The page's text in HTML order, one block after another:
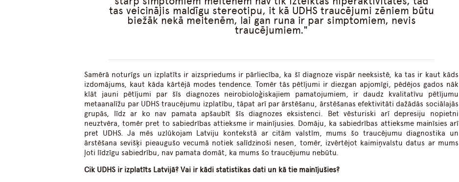
tas veicinājis maldīgu stereotipu, it kā UDHS traucējumi zēniem būtu
biežāk nekā meitenēm, lai gan runa ir par simptomiem, nevis
traucējumiem.
Samērā noturīgs un izplatīts ir aizspriedums ir pārliecība, ka šī diagnoze vispār neeksistē, ka tas ir kaut kāds
izdomājums, kaut kāda kārtējā modes tendence. Tomēr tās pētījumi ir diezgan apjomīgi, pēdējos gados nāk
klāt jauni pētījumi par šīs diagnozes neirobioloģiskajiem pamatojumiem, ir daudz kvalitatīvu pētījumu
metaanalīžu par UDHS traucējumu izplatību, tāpat arī par ārstēšanu, ārstēšanas efektivitāti dažādās sociālajās
grupās, līdz ar ko nav pamata apšaubīt šīs diagnozes eksistenci. Bet vēsturiski arī depresiju nopietni
neuztvēra, tomēr pret to sabiedrības attieksme ir mainījusies. Domāju, ka sabiedrības attieksme mainīsies arī
pret UDHS. Ja mēs uzlūkojam Latviju kontekstā ar citām valstīm, mums šo traucējumu diagnostika un
ārstēšana sevišķi pieaugušo vecumā notiek salīdzinoši nesen, tomēr, izvērtējot kaimiņvalstu datus ar mums
ļoti līdzīgu sabiedrību, nav pamata domāt, ka mums šo traucējumu nebūtu.
Cik UDHS ir izplatīts Latvijā? Vai ir kādi statistikas dati un kā tie mainījušies?